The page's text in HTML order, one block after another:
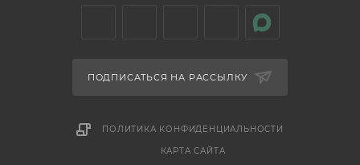
ПОДПИСАТЬСЯ НА РАССЫЛКУ
ПОЛИТИКА КОНФИДЕНЦИАЛЬНОСТИ
КАРТА САЙТА